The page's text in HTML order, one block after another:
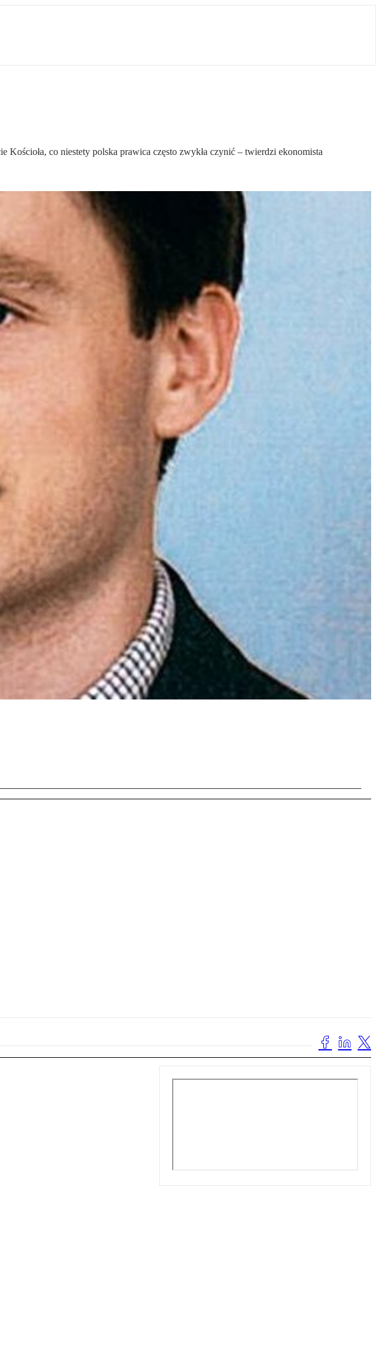
Kościoła, co niestety polska prawica często zwykła czynić – twierdzi ekonomista